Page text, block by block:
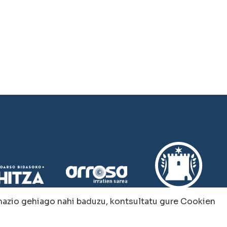
gehiago nahi baduzu, kontsultatu gure Cookien